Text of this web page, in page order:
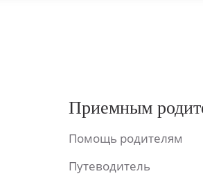
Приемным
Помощь родителям
Путеводитель